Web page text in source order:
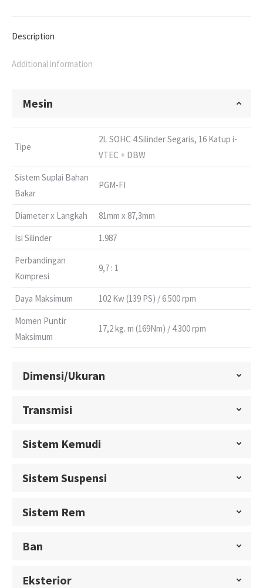
Description
Additional information
Mesin
Tipe
2L SOHC 4 Silinder Segaris, 16 Katup i-
VTEC + DBW
Sistem Suplai Bahan
Bakar
PGM-FI
Diameter x Langkah
81mm x 87,3mm
Isi Silinder
1.987
Perbandingan
Kompresi
9,7 : 1
Daya Maksimum
102 Kw (139 PS) / 6.500 rpm
Momen Puntir
Maksimum
17,2 kg. m (169Nm) / 4.300 rpm
Dimensi/Ukuran
Transmisi
Sistem Kemudi
Sistem Suspensi
Sistem Rem
Ban
Eksterior